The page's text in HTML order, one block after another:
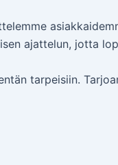
ajattelun, jotta
tarpeisiin.